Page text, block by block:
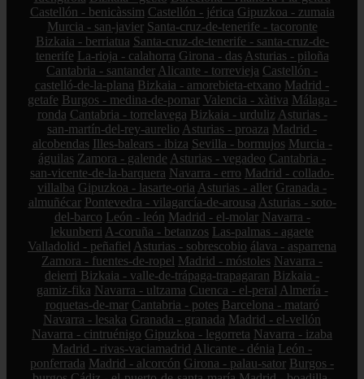
Castellón - benicàssim Castellón - jérica Gipuzkoa - zumaia
Murcia - san-javier Santa-cruz-de-tenerife - tacoronte
Bizkaia - berriatua Santa-cruz-de-tenerife - santa-cruz-de-
tenerife La-rioja - calahorra Girona - das Asturias - piloña
Cantabria - santander Alicante - torrevieja Castellón -
castelló-de-la-plana Bizkaia - amorebieta-etxano Madrid -
getafe Burgos - medina-de-pomar Valencia - xàtiva Málaga -
ronda Cantabria - torrelavega Bizkaia - urduliz Asturias -
san-martín-del-rey-aurelio Asturias - proaza Madrid -
alcobendas Illes-balears - ibiza Sevilla - bormujos Murcia -
águilas Zamora - galende Asturias - vegadeo Cantabria -
san-vicente-de-la-barquera Navarra - erro Madrid - collado-
villalba Gipuzkoa - lasarte-oria Asturias - aller Granada -
almuñécar Pontevedra - vilagarcía-de-arousa Asturias - soto-
del-barco León - león Madrid - el-molar Navarra -
lekunberri A-coruña - betanzos Las-palmas - agaete
Valladolid - peñafiel Asturias - sobrescobio álava - asparrena
Zamora - fuentes-de-ropel Madrid - móstoles Navarra -
deierri Bizkaia - valle-de-trápaga-trapagaran Bizkaia -
gamiz-fika Navarra - ultzama Cuenca - el-peral Almería -
roquetas-de-mar Cantabria - potes Barcelona - mataró
Navarra - lesaka Granada - granada Madrid - el-vellón
Navarra - cintruénigo Gipuzkoa - legorreta Navarra - izaba
Madrid - rivas-vaciamadrid Alicante - dénia León -
ponferrada Madrid - alcorcón Girona - palau-sator Burgos -